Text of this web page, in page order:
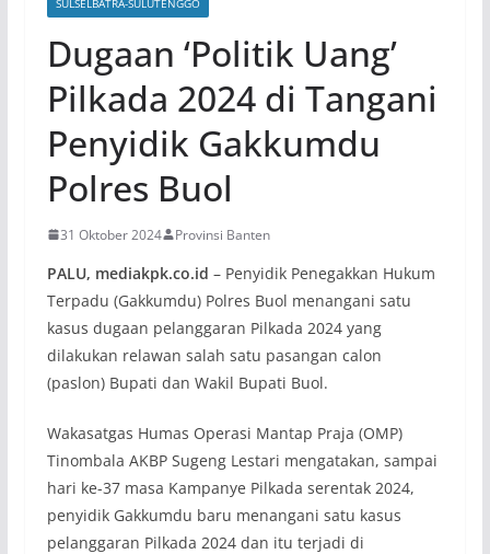
SULSELBATRA-SULUTENGGO
Dugaan ‘Politik Uang’
Pilkada 2024 di Tangani
Penyidik Gakkumdu
Polres Buol
31 Oktober 2024 Provinsi Banten
PALU, mediakpk.co.id – Penyidik Penegakkan Hukum
Terpadu (Gakkumdu) Polres Buol menangani satu
kasus dugaan pelanggaran Pilkada 2024 yang
dilakukan relawan salah satu pasangan calon
(paslon) Bupati dan Wakil Bupati Buol.
Wakasatgas Humas Operasi Mantap Praja (OMP)
Tinombala AKBP Sugeng Lestari mengatakan, sampai
hari ke-37 masa Kampanye Pilkada serentak 2024,
penyidik Gakkumdu baru menangani satu kasus
pelanggaran Pilkada 2024 dan itu terjadi di